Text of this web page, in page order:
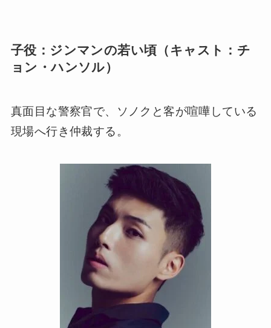
子役：ジンマンの若い頃（キャスト：チ
ョン・ハンソル）
真面目な警察官で、ソノクと客が喧嘩している
現場へ行き仲裁する。